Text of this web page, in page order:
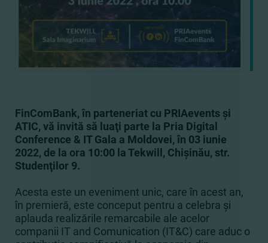
FinComBank, în parteneriat cu PRIAevents şi
ATIC, vă invită să luaţi parte la Pria Digital
Conference & IT Gala a Moldovei, în 03 iunie
2022, de la ora 10:00 la Tekwill, Chişinău, str.
Studenţilor 9.
Acesta este un eveniment unic, care în acest an,
în premieră, este conceput pentru a celebra şi
aplauda realizările remarcabile ale acelor
companii IT and Comunication (IT&C) care aduc o